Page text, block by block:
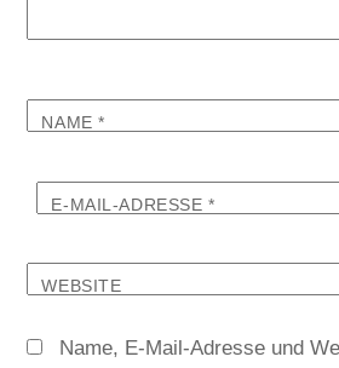
NAME*
E-MAIL-ADRESSE *
WEBSITE
Name, E-Mail-Adresse und